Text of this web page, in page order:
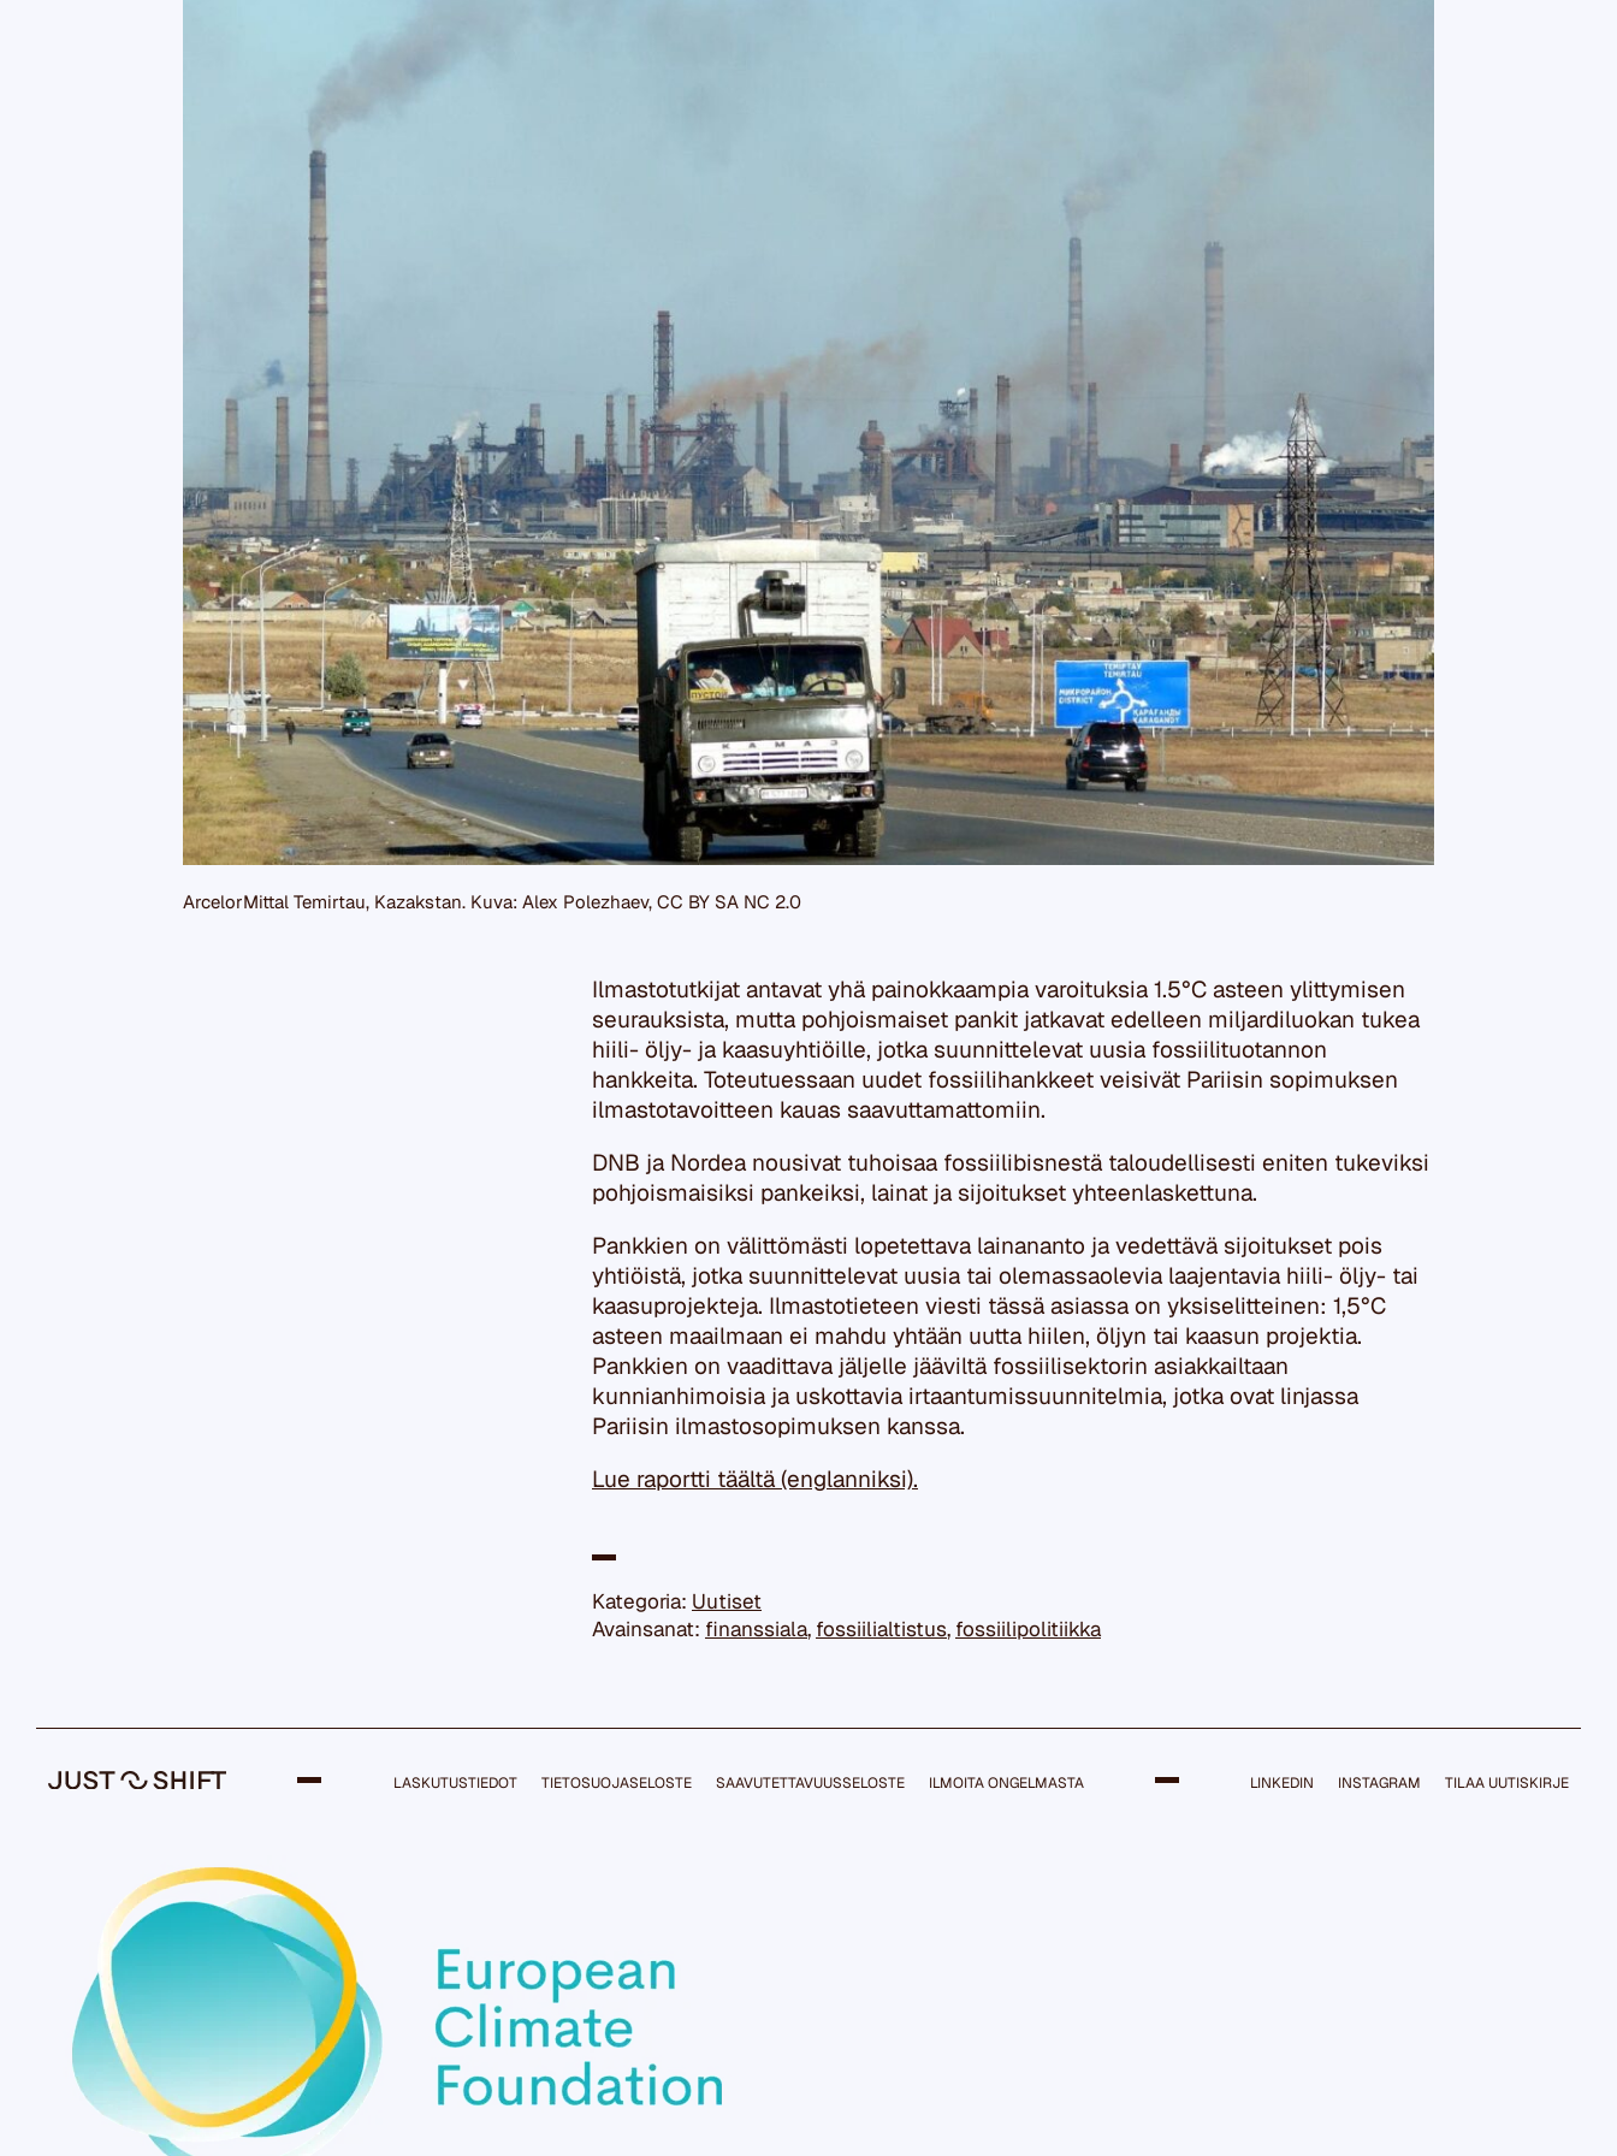
ArcelorMittal Temirtau, Kazakstan. Kuva: Alex Polezhaev, CC BY SA NC 2.0
Ilmastotutkijat antavat yhä painokkaampia varoituksia1.5°C asteen ylittymisen
seurauksista, mutta pohjoismaiset pankit jatkavat edelleen miljardiluokan tukea
hiili- öljy- ja kaasuyhtiöille, jotka suunnittelevat uusia fossiilituotannon
hankkeita. Toteutuessaan uudet fossiilihankkeet veisivät Pariisin sopimuksen
ilmastotavoitteen kauas saavuttamattomiin.
DNB ja Nordea nousivat tuhoisaa fossiilibisnestä taloudellisesti eniten tukeviksi
pohjoismaisiksi pankeiksi, lainat ja sijoitukset yhteenlaskettuna.
Pankkien on välittömästi lopetettava lainananto ja vedettävä sijoitukset pois
yhtiöistä, jotka suunnittelevat uusia tai olemassaolevia laajentavia hiili- öljy- tai
kaasuprojekteja. Ilmastotieteen viesti tässä asiassa on yksiselitteinen: 1,5°C
asteen maailmaan ei mahdu yhtään uutta hiilen, öljyn tai kaasun projektia.
Pankkien on vaadittava jäljelle jääviltä fossiilisektorin asiakkailtaan
kunnianhimoisia ja uskottavia irtaantumissuunnitelmia, jotka ovat linjassa
Pariisin ilmastosopimuksen kanssa.
Lue raportti täältä (englanniksi).
Kategoria: Uutiset
Avainsanat: finanssiala, fossiilialtistus, fossiilipolitiikka
LASKUTUSTIEDOT TIETOSUOJASELOSTE SAAVUTETTAVUUSSELOSTE ILMOITA ONGELMASTA LINKEDIN INSTAGRAM TILAA UUTISKIRJE